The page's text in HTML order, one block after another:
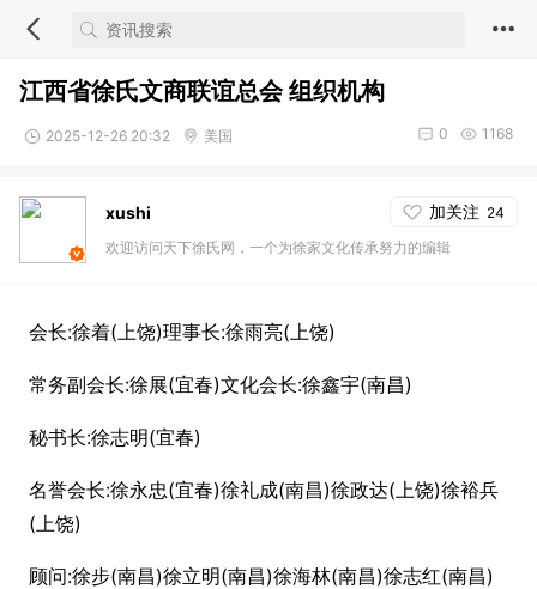
江西省徐氏文商联谊总会 组织机构
2025-12-26 20:32 美国 1168
0
xushi 加关注 24
欢迎访问天下徐氏网，一个为徐家文化传承努力的编辑
会长:徐着(上饶)理事长:徐雨亮(上饶)
常务副会长:徐展(宜春)文化会长:徐鑫宇(南昌)
秘书长:徐志明(宜春)
名誉会长:徐永忠(宜春)徐礼成(南昌)徐政达(上饶)徐裕兵
(上饶)
顾问:徐步(南昌)徐立明(南昌)徐海林(南昌)徐志红(南昌)